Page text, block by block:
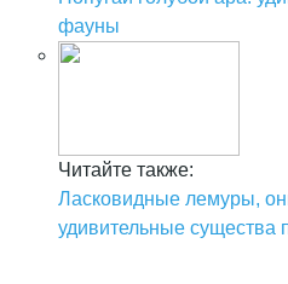
фауны
Читайте также:
Ласковидные лемуры,
удивительные существа